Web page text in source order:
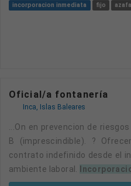
incorporacion inmediata fijo
Oficial/a fontanería
Inca, Islas Baleares
...on en prevencion de riesgos laborales. Carnet de conducir
B (imprescindible). ?
contrato indefinido desde el
ambiente laboral.